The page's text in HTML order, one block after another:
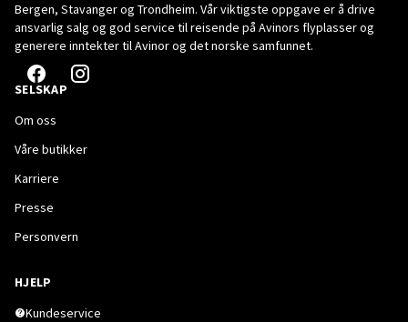
Bergen, Stavanger og Trondheim. Vår viktigste oppgave er å drive
ansvarlig salg og god service til reisende på Avinors flyplasser og
generere inntekter til Avinor og det norske samfunnet.
SELSKAP
Om oss
Våre butikker
Karriere
Presse
Personvern
HJELP
Kundeservice